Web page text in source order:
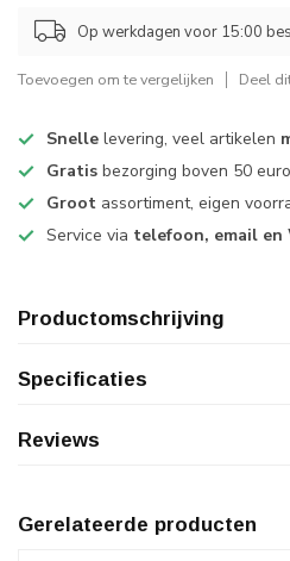
Op werkdagen voor 15:00
Toevoegen om te vergelijken Deel
Snelle levering, veel artikelen
Gratis bezorging boven 50
Groot assortiment, eigen
Service via telefoon, email en
Productomschrijving
Specificaties
Reviews
Gerelateerde producten